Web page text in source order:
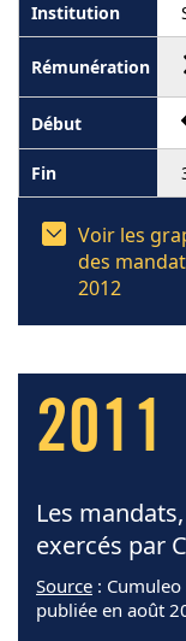
Voir les
des
2012
2011
Les
exercés par
Source :
publiée en août